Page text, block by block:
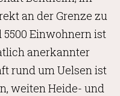
an der Grenze zu
Einwohnern ist
anerkannter
rund um Uelsen ist
weiten Heide- und